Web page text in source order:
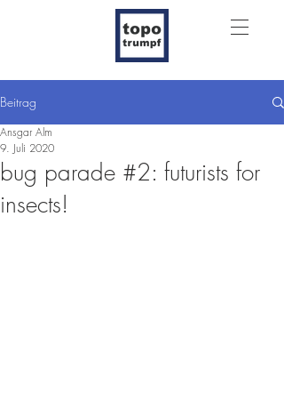
Beitrag
bug parade #2: futurists for
insects!
Ansgar Alm
9. Juli 2020